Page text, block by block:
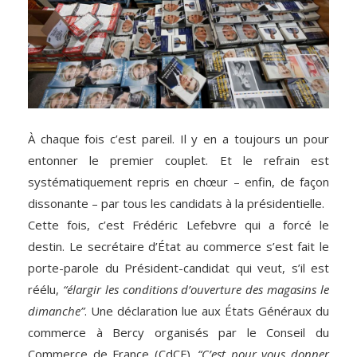
À chaque fois c’est pareil. Il y en a toujours un pour
entonner le premier couplet. Et le refrain est
systématiquement repris en chœur – enfin, de façon
dissonante – par tous les candidats à la présidentielle.
Cette fois, c’est Frédéric Lefebvre qui a forcé le
destin. Le secrétaire d’État au commerce s’est fait le
porte-parole du Président-candidat qui veut, s’il est
réélu, “élargir les conditions d’ouverture des magasins le
dimanche”. Une déclaration lue aux États Généraux du
commerce à Bercy organisés par le Conseil du